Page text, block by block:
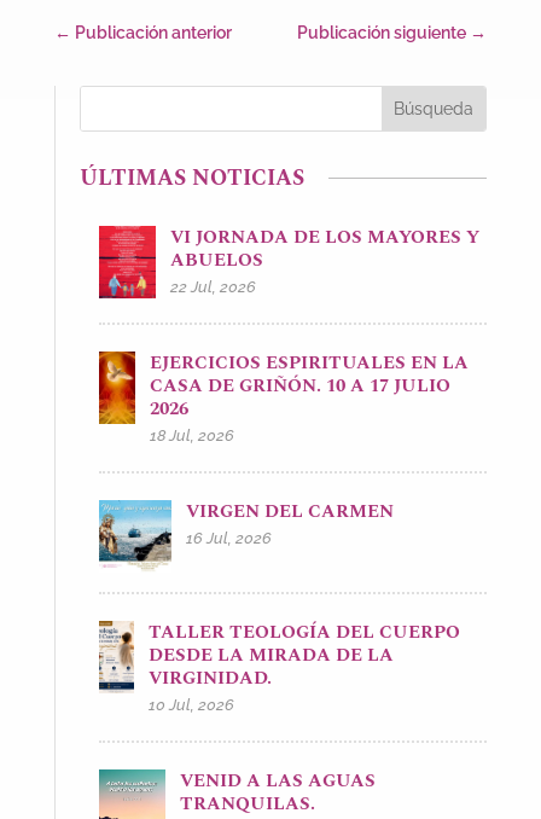
← Publicación anterior Publicación siguiente →
ÚLTIMAS NOTICIAS
VI JORNADA DE LOS MAYORES Y
ABUELOS
22 Jul, 2026
EJERCICIOS ESPIRITUALES EN LA
CASA DE GRIÑÓN. 10 A 17 JULIO
2026
18 Jul, 2026
VIRGEN DEL CARMEN
16 Jul, 2026
TALLER TEOLOGÍA DEL CUERPO
DESDE LA MIRADA DE LA
VIRGINIDAD.
10 Jul, 2026
VENID A LAS AGUAS
TRANQUILAS.